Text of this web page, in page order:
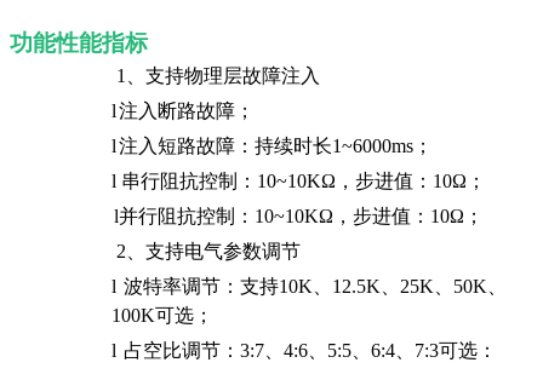
功能性能指标
1、支持物理层故障注入
l注入断路故障；
l注入短路故障：持续时长1~6000ms ；
l 串行阻抗控制： 10~10KΩ ，步进值： 10Ω ；
l并行阻抗控制： 10~10KΩ ，步进值： 10Ω ；
2、 支持电气参数调节
l 波特率调节：支持10K 12.5K 25K 50K
100K可选 ；
l 占空比调节： 3:7 4:6 5:5 6:4 7:3可选 ：